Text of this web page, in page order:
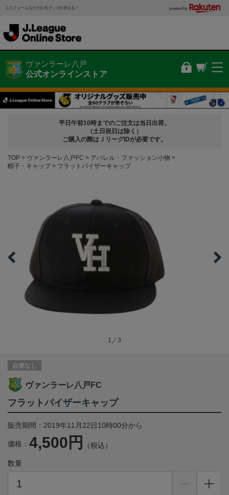
ユニフォームなどの公式グッズが買える！ powered by
ヴァンラーレ八戸
公式オンラインストア
平日午前10時までのご注文は当日出荷。
（土日祝日は除く）
ご購入の際はＪリーグIDが必要です。
TOP ヴァンラーレ八戸FC
アパレル・ファッション小物
帽子・キャップ
フラットバイザーキャップ
1／3
在庫なし
ヴァンラーレ八戸FC
フラットバイザーキャップ
販売期間：2019年11月22日10時00分から
価格： 4,500円 （税込）
数量